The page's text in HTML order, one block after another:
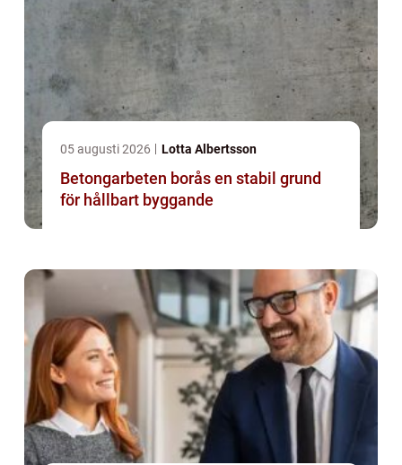
05 augusti 2026 Lotta Albertsson
Betongarbeten borås en stabil grund
för hållbart byggande